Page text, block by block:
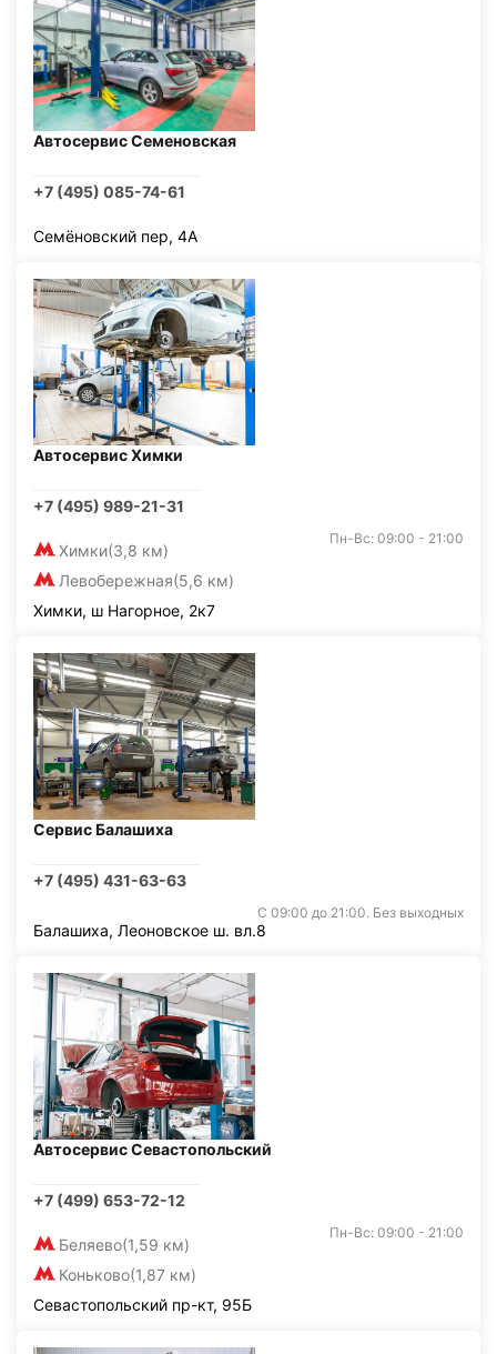
Автосервис Семеновская
+7 (495) 085-74-61
Семёновский пер, 4А
Автосервис Химки
+7 (495) 989-21-31
Химки(3,8 км)
Левобережная(5,6 км)
Пн-Вс: 09:00 - 21:00
Химки, ш Нагорное, 2к7
Сервис Балашиха
+7 (495) 431-63-63
С 09:00 до 21:00. Без выходных
Балашиха, Леоновское ш. вл.8
Автосервис Севастопольский
+7 (499) 653-72-12
Беляево(1,59 км)
Коньково(1,87 км)
Пн-Вс: 09:00 - 21:00
Севастопольский пр-кт, 95Б